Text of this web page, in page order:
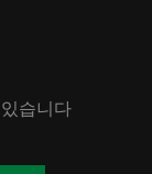
습니다